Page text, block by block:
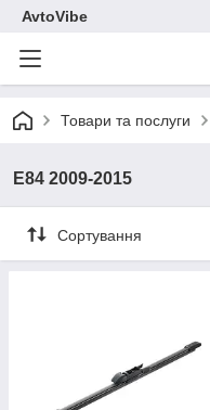
AvtoVibe
Товари та послуги
E84 2009-2015
Сортування